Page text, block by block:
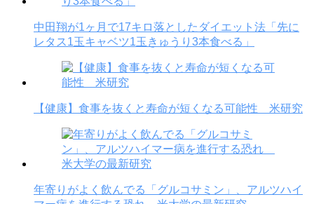
中田翔が1ヶ月で17キロ落としたダイエット法「先に
レタス1玉キャベツ1玉きゅうり3本食べる」
【健康】食事を抜くと寿命が短くなる可能性 米研究
年寄りがよく飲んでる「グルコサミン」、アルツハイ